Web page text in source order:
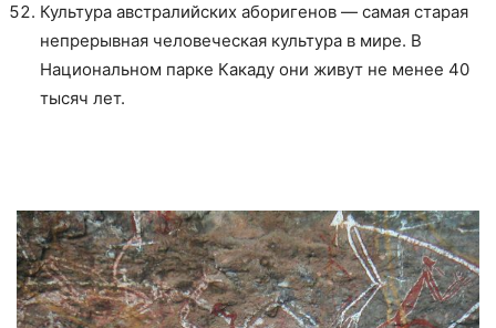
Культура австралийских аборигенов — самая старая
непрерывная человеческая культура в мире. В
Национальном парке Какаду они живут не менее 40
тысяч лет.